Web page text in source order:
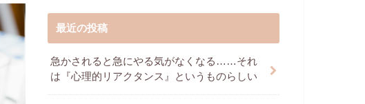
最近の投稿
急かされると急にやる気がなくなる……それ
は『心理的リアクタンス』というものらしい